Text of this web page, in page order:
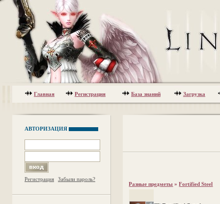
Главная Регистрация База знаний Загрузка
АВТОРИЗАЦИЯ
Регистрация Забыли пароль?
Разные предметы »Fortified Steel